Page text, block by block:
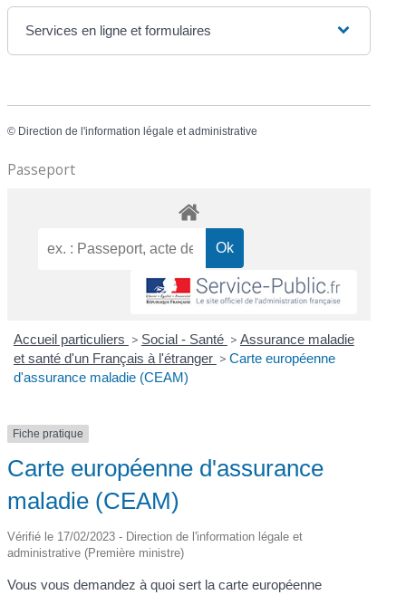
Services en ligne et formulaires
© Direction de l'information légale et administrative
Passeport
Accueil particuliers > Social - Santé > Assurance maladie
et santé d'un Français à l'étranger > Carte européenne
d'assurance maladie (CEAM)
Fiche pratique
Carte européenne d'assurance
maladie (CEAM)
Vérifié le 17/02/2023 - Direction de l'information légale et
administrative (Première ministre)
Vous vous demandez à quoi sert la carte européenne